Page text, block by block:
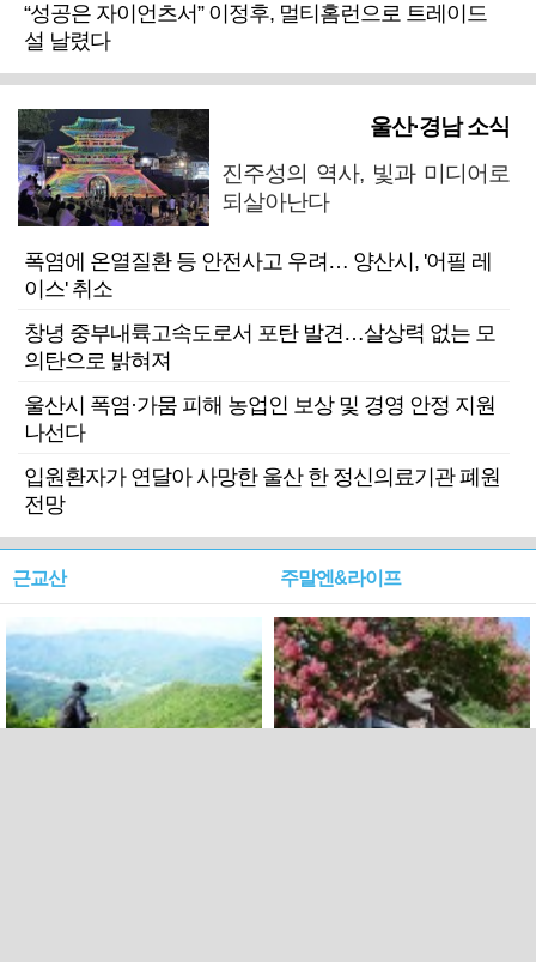
“성공은 자이언츠서” 이정후, 멀티홈런으로 트레이드
설 날렸다
울산·경남 소식
진주성의 역사, 빛과 미디어로
되살아난다
폭염에 온열질환 등 안전사고 우려… 양산시, '어필 레
이스' 취소
창녕 중부내륙고속도로서 포탄 발견…살상력 없는 모
의탄으로 밝혀져
울산시 폭염·가뭄 피해 농업인 보상 및 경영 안정 지원
나선다
입원환자가 연달아 사망한 울산 한 정신의료기관 폐원
전망
근교산 주말엔&라이프